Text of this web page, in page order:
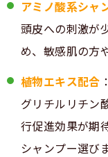
アミノ酸系シャ
頭皮への刺激が
め、敏感肌の方
植物エキス配合 ：
グリチルリチン
行促進効果が期
シャンプー選び